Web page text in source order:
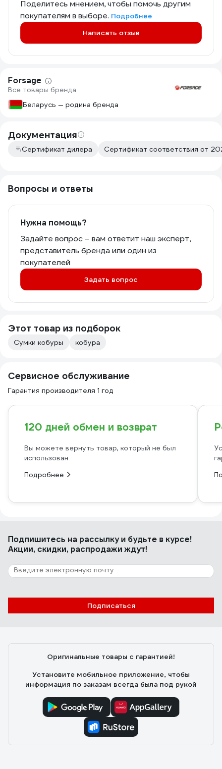
Поделитесь мнением, чтобы помочь другим
покупателям в выборе. Подробнее
Написать отзыв
Forsage
Все товары бренда
Беларусь — родина бренда
Документация
Сертификат дилера Сертификат соответствия от
Вопросы и ответы
Нужна помощь?
Задайте вопрос – вам ответит наш эксперт,
представитель бренда или один из
покупателей
Задать вопрос
Этот товар из подборок
Сумки кобуры кобура
Сервисное обслуживание
Гарантия производителя 1 год
120 дней обмен и возврат
Вы можете вернуть товар, который не был
использован
Подробнее
Подпишитесь на рассылкуи будьте в курсе!
Акции, скидки, распродажи ждут!
Подписаться
Оригинальные товары с гарантией!
Установите мобильное приложение, чтобы
информация по заказам всегда была под рукой